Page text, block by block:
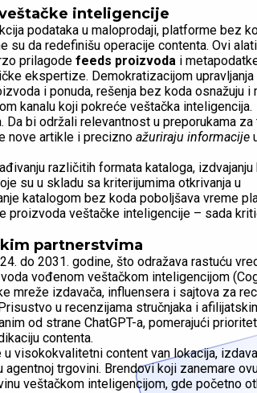
inteligencije
podataka u maloprodaji, platforme bez
su da redefinišu operacije contenta. Ovi alati
prilagode feeds proizvoda i
ekspertize. Demokratizacijom upravljanja
i ponuda, rešenja bez koda osnažuju i
kanalu koji pokreće veštačka inteligencija.
bi održali relevantnost u preporukama za
nove artikle i precizno аžuriraju informacije
različitih formata kataloga, izdvajanju
su u skladu sa kriterijumima otkrivanja u
katalogom bez koda poboljšava vreme
proizvoda veštačke inteligencije – sada
partnerstvima
do 2031. godine, što odražava rastuću
vođenom veštačkom inteligencijom
mreže izdavača, influensera i sajtova za
u recenzijama stručnjaka i
od strane ChatGPT-a, pomerajući
contenta.
visokokvalitetni content van lokacija,
trgovini. Brendovi koji zanemare
veštačkom inteligencijom, gde početno